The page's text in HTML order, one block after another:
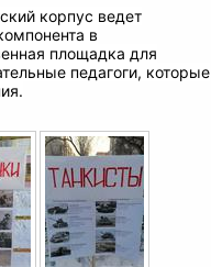
корпус ведет
в
площадка для
педагоги, которые